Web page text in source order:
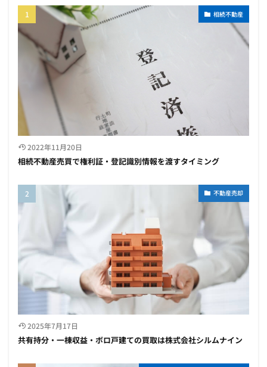
相続不動産
2022年11月20日
相続不動産売買で権利証・登記識別情報を渡すタイミング
不動産売却
2025年7月17日
共有持分・一棟収益・ボロ戸建ての買取は株式会社シルムナイン